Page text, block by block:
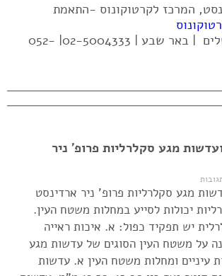
המרכז לקרטוקונוס -התאמת
מודיעין | ירושלים | באר שבע | 02-5004333| 052-
מגע סקלרליות פרופ' ניר
מגע סקלרליות פרופ' ניר ארדינסט
יכולות לסייע במחלות משטח העין.
יש תפקיד כפול: א. איכות ראייה
על משטח העין הסוגים של עדשות מגע
עיניים ומחלות משטח העין א. עדשות